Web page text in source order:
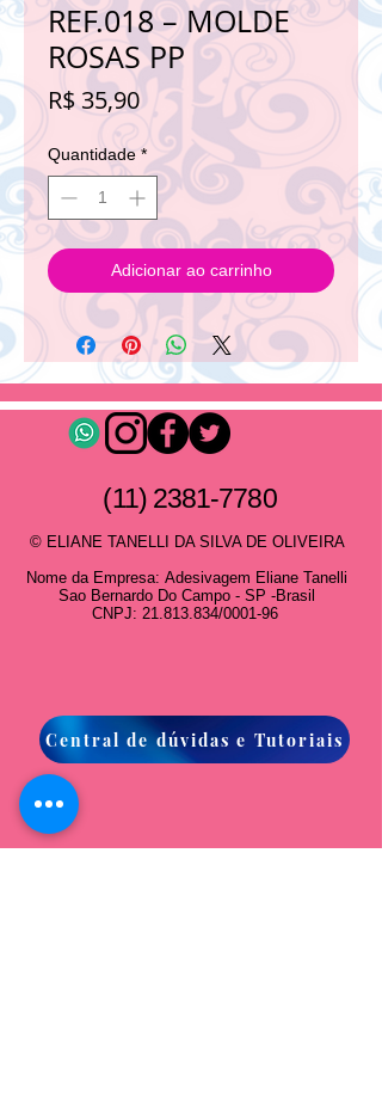
REF.018 – MOLDE
ROSAS PP
R$ 35,90Preço
Quantidade *
Adicionar ao carrinho
(11) 2381-7780
© ELIANE TANELLI DA SILVA DE OLIVEIRA
Nome da Empresa: Adesivagem Eliane Tanelli
Sao Bernardo Do Campo - SP -Brasil
CNPJ: 21.813.834/0001-96
Central de dúvidas e Tutoriais